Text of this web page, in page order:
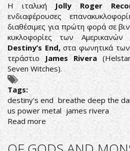
Η ιταλική Jolly Roger
ενδιαφέρουσες
διαθέσιμες για πρώτη φορά σε
κυκλοφορίες των
Destiny’s End,στα φωνητικά
τεράστιοJames Rivera
Seven Witches).
Tags:
destiny's end breathe deep the
us power metal james rivera
Read more about
DESTINY'S
END: